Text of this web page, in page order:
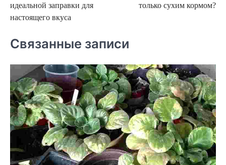
записям
идеальной заправки для
настоящего вкуса
только сухим кормом?
Связанные записи